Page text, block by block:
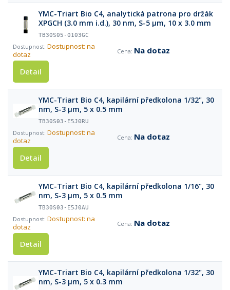
YMC-Triart Bio C4, analytická patrona pro držák
XPGCH (3.0 mm i.d.), 30 nm, S-5 µm, 10 x 3.0 mm
TB30S05-0103GC
Dostupnost: na
dotaz
Na dotaz
Detail
YMC-Triart Bio C4, kapilární předkolona 1/32", 30
nm, S-3 µm, 5 x 0.5 mm
TB30S03-E5J0RU
Dostupnost: na
dotaz
Na dotaz
Detail
YMC-Triart Bio C4, kapilární předkolona 1/16", 30
nm, S-3 µm, 5 x 0.5 mm
TB30S03-E5J0AU
Dostupnost: na
dotaz
Na dotaz
Detail
YMC-Triart Bio C4, kapilární předkolona 1/32", 30
nm, S-3 µm, 5 x 0.3 mm